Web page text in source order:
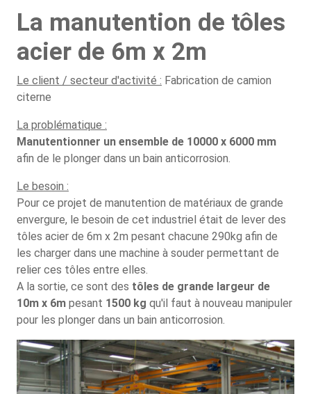
La manutention de tôles
acier de 6m x 2m
Le client / secteur d'activité : Fabrication de camion
citerne
La problématique :
Manutentionner un ensemble de 10000 x 6000 mm
afin de le plonger dans un bain anticorrosion.
Le besoin :
Pour ce projet de manutention de matériaux de grande
envergure, le besoin de cet industriel était de lever des
tôles acier de 6m x 2m pesant chacune 290kg afin de
les charger dans une machine à souder permettant de
relier ces tôles entre elles.
A la sortie, ce sont des tôles de grande largeur de
10m x 6m pesant 1500 kg qu'il faut à nouveau manipuler
pour les plonger dans un bain anticorrosion.